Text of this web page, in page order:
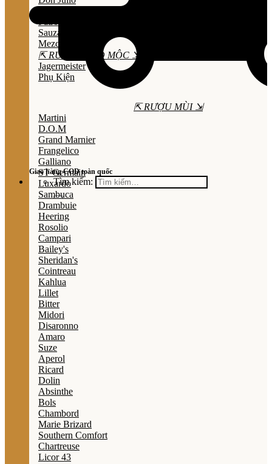
Giao hàng COD toàn quốc
Tìm kiếm:
Sauza
Mezcal
⇱ RƯỢU THẢO MỘC ⇲
Jagermeister
Phụ Kiện
⇱ RƯỢU MÙI ⇲
Martini
D.O.M
Grand Marnier
Frangelico
Galliano
ST Germain
Luxardo
Sambuca
Drambuie
Heering
Rosolio
Campari
Bailey's
Sheridan's
Cointreau
Kahlua
Lillet
Bitter
Midori
Disaronno
Amaro
Suze
Aperol
Ricard
Dolin
Absinthe
Bols
Chambord
Marie Brizard
Southern Comfort
Chartreuse
Licor 43